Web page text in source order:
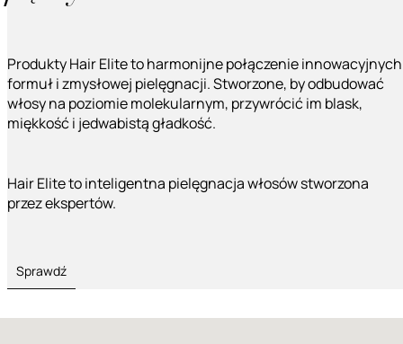
Produkty Hair Elite to harmonijne połączenie innowacyjnych
formuł i zmysłowej pielęgnacji. Stworzone, by odbudować
włosy na poziomie molekularnym, przywrócić im blask,
miękkość i jedwabistą gładkość.
Hair Elite to inteligentna pielęgnacja włosów stworzona
przez ekspertów.
Sprawdź